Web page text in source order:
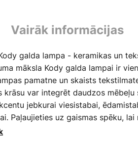
Vairāk informācijas
galda lampa - keramikas un
māksla Kody galda lampai ir
pamatne un skaists
krāsu var integrēt daudzos
jebkurai viesistabai,
Paļaujieties uz gaismas spēku,
šīs stilīgās lampas